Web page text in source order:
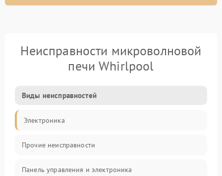
Неисправности микроволновой
печи Whirlpool
Виды неисправностей
Электроника
Прочие неисправности
Панель управления и электроника